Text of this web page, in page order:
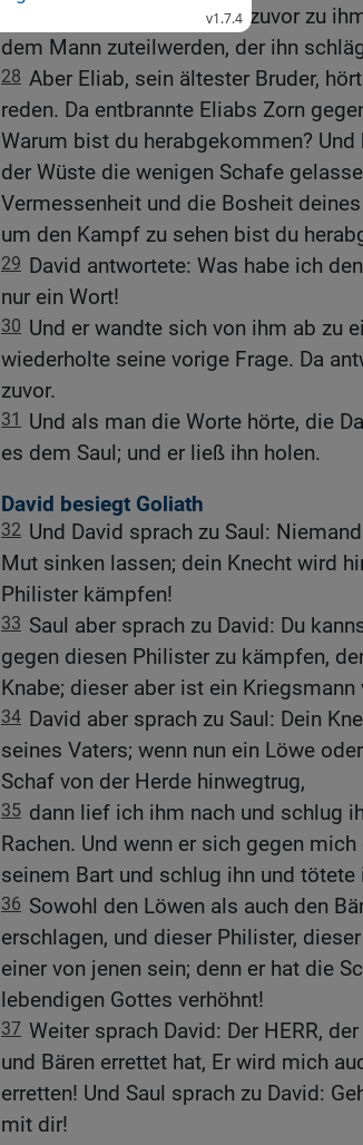
Da redete das Volk wie zuvor zu
dem Mann zuteilwerden, der ihn
28 Aber Eliab, sein ältester Bruder,
reden. Da entbrannte Eliabs Zorn
Warum bist du herabgekommen?
der Wüste die wenigen Schafe
Vermessenheit und die Bosheit
um den Kampf zu sehen bist du
29 David antwortete: Was habe ich
nur ein Wort!
30 Und er wandte sich von ihm ab zu
wiederholte seine vorige Frage. Da
zuvor.
31
Und als man die Worte hörte, die
es dem Saul; und er ließ ihn holen.
David besiegt Goliath
32 Und David sprach zu Saul:
Mut sinken lassen; dein Knecht wird
Philister kämpfen!
33 Saul aber sprach zu David: Du
gegen diesen Philister zu kämpfen,
Knabe; dieser aber ist ein Kriegsmann
34 David aber sprach zu Saul: Dein
seines Vaters; wenn nun ein Löwe
Schaf von der Herde hinwegtrug,
35 dann lief ich ihm nach und schlug
Rachen. Und wenn er sich gegen
seinem Bart und schlug ihn und tötete
36 Sowohl den Löwen als auch den
erschlagen, und dieser Philister,
einer von jenen sein; denn er hat die
lebendigen Gottes verhöhnt!
37 Weiter sprach David: Der HERR,
und Bären errettet hat, Er wird mich
erretten! Und Saul sprach zu David:
mit dir!